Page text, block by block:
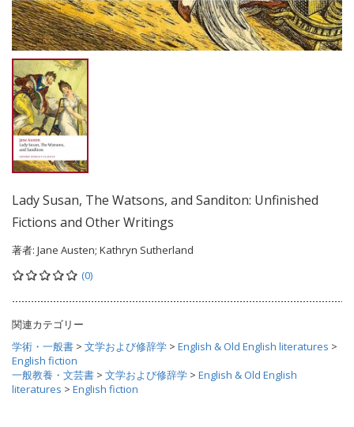
Lady Susan, The Watsons, and Sanditon: Unfinished
Fictions and Other Writings
著者: Jane Austen; Kathryn Sutherland
(0)
関連カテゴリー
学術・一般書 > 文学および修辞学 > English & Old English literatures >
English fiction
一般教養・文芸書 > 文学および修辞学 > English & Old English
literatures > English fiction